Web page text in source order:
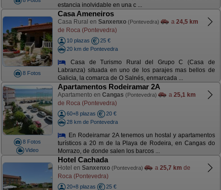
estancia inolvidable en una c ...
8 Fotos
Casa Ameneiros
Casa Rural en Sanxenxo (Pontevedra) a 24,5 km
de Roca (Pontevedra)
10 plazas
25 €
20 km de Pontevedra
Casa de Turismo Rural del Grupo C (Casa de
Labranza) situada en uno de los parajes mas bellos de
Galicia, la comarca de O Salnés, enmarcada ...
8 Fotos
Video
Apartamentos Rodeiramar 2A
Apartamento en Cangas (Pontevedra) a 25,1 km
de Roca (Pontevedra)
60+8 plazas
20 €
28 km de Pontevedra
En Rodeiramar 2A tenemos un hostal y apartamentos
turísticos a 20 m de la Playa de Rodeira, en Cangas do
Morrazo, de donde salen los barcos ...
Hotel Cachada
Hotel en Sanxenxo (Pontevedra) a 25,7 km de
Roca (Pontevedra)
20+8 plazas
25 €